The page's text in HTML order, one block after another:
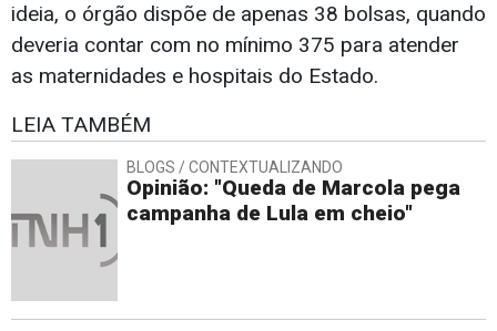
ideia, o órgão dispõe de apenas 38 bolsas, quando
deveria contar com no mínimo 375 para atender
as maternidades e hospitais do Estado.
LEIA TAMBÉM
BLOGS / CONTEXTUALIZANDO
Opinião: "Queda de Marcola pega
campanha de Lula em cheio"